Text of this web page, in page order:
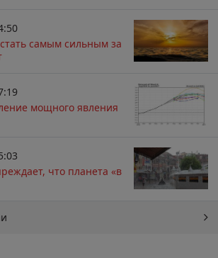
самым сильным за
мощного явления
что планета «в